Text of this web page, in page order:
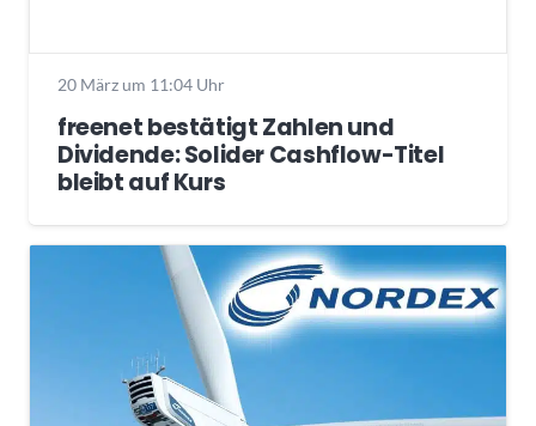
20 März um 11:04 Uhr
freenet bestätigt Zahlen und
Dividende: Solider Cashflow-Titel
bleibt auf Kurs